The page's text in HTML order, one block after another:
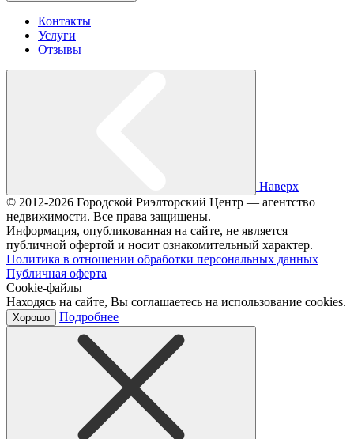
Контакты
Услуги
Отзывы
Наверх
© 2012-2026 Городской Риэлторский Центр — агентство
недвижимости. Все права защищены.
Информация, опубликованная на сайте, не является
публичной офертой и носит ознакомительный характер.
Политика в отношении обработки персональных данных
Публичная оферта
Cookie-файлы
Находясь на сайте, Вы соглашаетесь на использование cookies.
Хорошо Подробнее